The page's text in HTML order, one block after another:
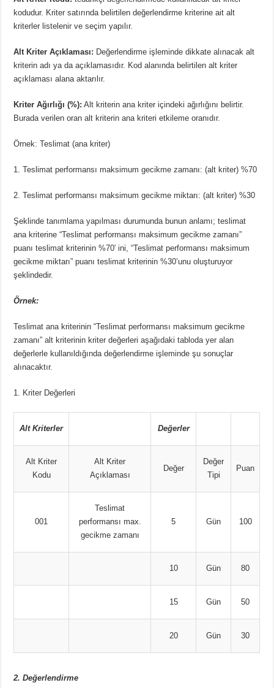
kodudur. Kriter satırında belirtilen değerlendirme kriterine ait alt
kriterler listelenir ve seçim yapılır.
Alt Kriter Açıklaması: Değerlendirme işleminde dikkate alınacak alt
kriterin adı ya da açıklamasıdır. Kod alanında belirtilen alt kriter
açıklaması alana aktarılır.
Kriter Ağırlığı (%): Alt kriterin ana kriter içindeki ağırlığını belirtir.
Burada verilen oran alt kriterin ana kriteri etkileme oranıdır.
Örnek: Teslimat (ana kriter)
1. Teslimat performansı maksimum gecikme zamanı: (alt kriter) %70
2. Teslimat performansı maksimum gecikme miktarı: (alt kriter) %30
Şeklinde tanımlama yapılması durumunda bunun anlamı; teslimat
ana kriterine “Teslimat performansı maksimum gecikme zamanı”
puanı teslimat kriterinin %70′ ini, “Teslimat performansı maksimum
gecikme miktarı” puanı teslimat kriterinin %30’unu oluşturuyor
şeklindedir.
Örnek:
Teslimat ana kriterinin “Teslimat performansı maksimum gecikme
zamanı” alt kriterinin kriter değerleri aşağıdaki tabloda yer alan
değerlerle kullanıldığında değerlendirme işleminde şu sonuçlar
alınacaktır.
1. Kriter Değerleri
Alt Kriterler Değerler
Alt Kriter
Kodu
Alt Kriter
Açıklaması
Değer
Değer
Tipi
Puan
001
Teslimat
performansı max.
gecikme zamanı
5 Gün 100
10 Gün 80
15 Gün 50
20 Gün 30
2. Değerlendirme